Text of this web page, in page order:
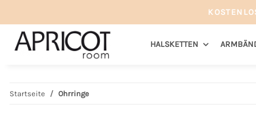
HALSKETTEN
Startseite Ohrringe